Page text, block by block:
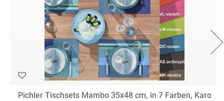
Pichler Tischsets Mambo 35x48 cm, in 7 Farben, Karo